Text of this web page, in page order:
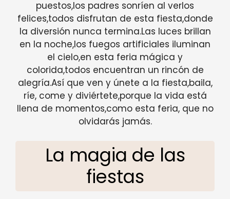
puestos,los padres sonríen al verlos
felices,todos disfrutan de esta fiesta,donde
la diversión nunca termina.Las luces brillan
en la noche,los fuegos artificiales iluminan
el cielo,en esta feria mágica y
colorida,todos encuentran un rincón de
alegría.Así que ven y únete a la fiesta,baila,
ríe, come y diviértete,porque la vida está
llena de momentos,como esta feria, que no
olvidarás jamás.
La magia de las
fiestas